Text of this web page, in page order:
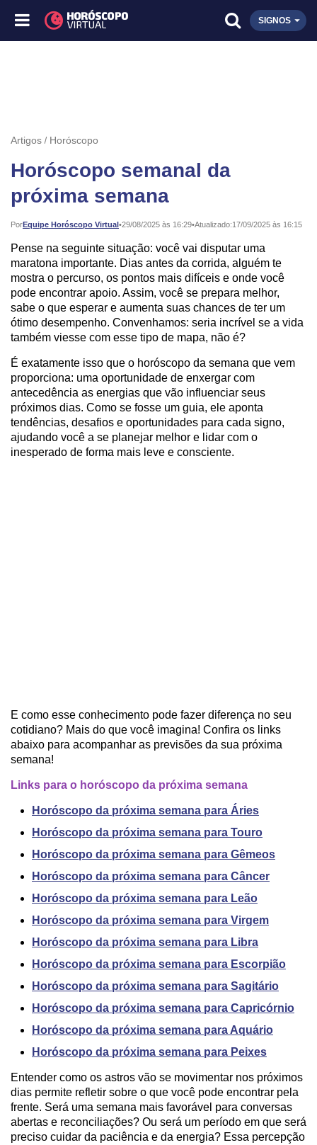
SIGNOS
Artigos Horóscopo
Horóscopo semanal da
próxima semana
PorEquipe Horóscopo Virtual•
Publicado: 29/08/2025 às 16:29•Atualizado:17/09/2025 às 16:15
Pense na seguinte situação: você vai disputar uma
maratona importante. Dias antes da corrida, alguém te
mostra o percurso, os pontos mais difíceis e onde você
pode encontrar apoio. Assim, você se prepara melhor,
sabe o que esperar e aumenta suas chances de ter um
ótimo desempenho. Convenhamos: seria incrível se a vida
também viesse com esse tipo de mapa, não é?
É exatamente isso que o horóscopo da semana que vem
proporciona: uma oportunidade de enxergar com
antecedência as energias que vão influenciar seus
próximos dias. Como se fosse um guia, ele aponta
tendências, desafios e oportunidades para cada signo,
ajudando você a se planejar melhor e lidar com o
inesperado de forma mais leve e consciente.
E como esse conhecimento pode fazer diferença no seu
cotidiano? Mais do que você imagina! Confira os links
abaixo para acompanhar as previsões da sua próxima
semana!
Links para o horóscopo da próxima semana
Horóscopo da próxima semana para Áries
Horóscopo da próxima semana para Touro
Horóscopo da próxima semana para Gêmeos
Horóscopo da próxima semana para Câncer
Horóscopo da próxima semana para Leão
Horóscopo da próxima semana para Virgem
Horóscopo da próxima semana para Libra
Horóscopo da próxima semana para Escorpião
Horóscopo da próxima semana para Sagitário
Horóscopo da próxima semana para Capricórnio
Horóscopo da próxima semana para Aquário
Horóscopo da próxima semana para Peixes
Entender como os astros vão se movimentar nos próximos
dias permite refletir sobre o que você pode encontrar pela
frente. Será uma semana mais favorável para conversas
abertas e reconciliações? Ou será um período em que será
preciso cuidar da paciência e da energia? Essa percepção